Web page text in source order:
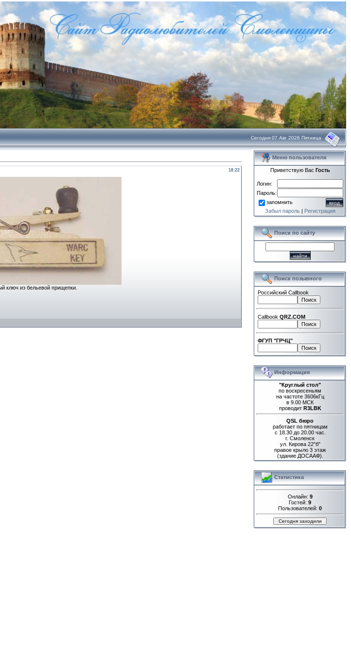
Сегодня 07 Авг 2026 Пятница
18:22
ключ из бельевой прищепки.
Меню пользователя
Приветствую Вас Гость
Логин:
Пароль:
запомнить
Забыл пароль| Регистрация
Поиск по сайту
Поиск позывного
Российский Callbook
Callbook QRZ.COM
ФГУП "ГРЧЦ"
Информация
"Круглый стол"
по воскресеньям
на частоте 3606кГц
в 9.00 МСК
проводит R3LBK
QSL бюро
работает по пятницам
с 18.30 до 20.00 час.
г. Смоленск
ул. Кирова 22"б"
правое крыло 3 этаж
(здание ДОСААФ).
Статистика
Онлайн: 9
Гостей: 9
Пользователей: 0